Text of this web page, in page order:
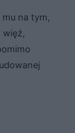
mu na tym,
więź,